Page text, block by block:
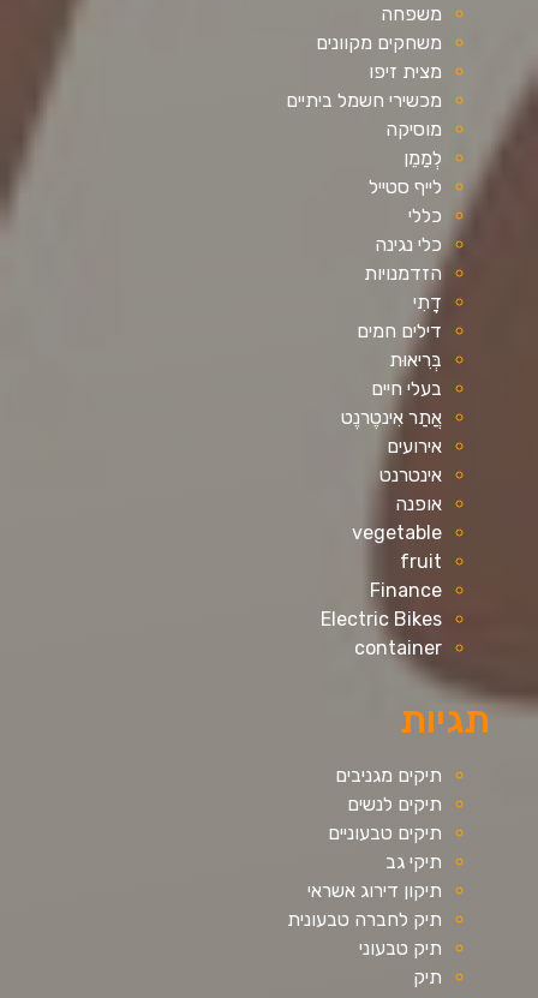
משפחה
משחקים מקוונים
מצית זיפו
מכשירי חשמל ביתיים
מוסיקה
לְמַמֵן
לייף סטייל
כללי
כלי נגינה
הזדמנויות
דָתִי
דילים חמים
בְּרִיאוּת
בעלי חיים
אֲתַר אִינטֶרנֶט
אירועים
אינטרנט
אופנה
vegetable
fruit
Finance
Electric Bikes
container
תגיות
תיקים מגניבים
תיקים לנשים
תיקים טבעוניים
תיקי גב
תיקון דירוג אשראי
תיק לחברה טבעונית
תיק טבעוני
תיק